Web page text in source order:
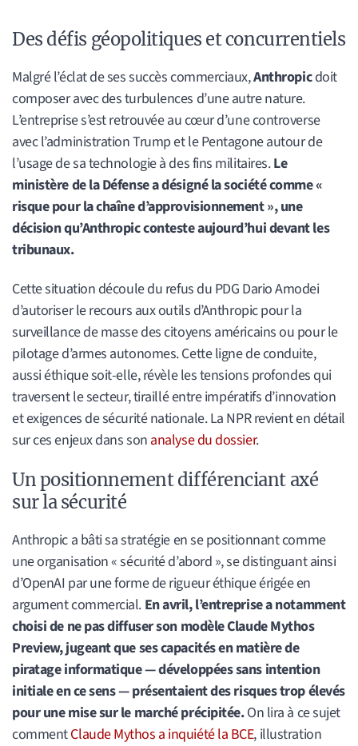
Des défis géopolitiques et concurrentiels
Malgré l’éclat de ses succès commerciaux,Anthropicdoit
composer avec des turbulences d’une autre nature.
L’entreprise s’est retrouvée au cœur d’une controverse
avec l’administration Trump et le Pentagone autour de
l’usage de sa technologie à des fins militaires.Le
ministère de la Défense a désigné la société comme «
risque pour la chaîne d’approvisionnement », une
décision qu’Anthropic conteste aujourd’hui devant les
tribunaux.
Cette situation découle du refus du PDG Dario Amodei
d’autoriser le recours aux outils d’Anthropic pour la
surveillance de masse des citoyens américains ou pour le
pilotage d’armes autonomes. Cette ligne de conduite,
aussi éthique soit-elle, révèle les tensions profondes qui
traversent le secteur, tiraillé entre impératifs d’innovation
et exigences de sécurité nationale. La NPR revient en détail
sur ces enjeux dans son analyse du dossier.
Un positionnement différenciant axé
sur la sécurité
Anthropic a bâti sa stratégie en se positionnant comme
une organisation « sécurité d’abord », se distinguant ainsi
d’OpenAI par une forme de rigueur éthique érigée en
argument commercial. En avril, l’entreprise a notamment
choisi de ne pas diffuser son modèle Claude Mythos
Preview, jugeant que ses capacités en matière de
piratage informatique — développées sans intention
initiale en ce sens — présentaient des risques trop élevés
pour une mise sur le marché précipitée.On lira à ce sujet
commentClaude Mythos a inquiété la BCE, illustration